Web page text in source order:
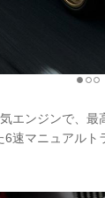
エンジンで、
速マニュアル